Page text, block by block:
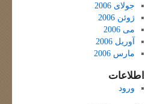
جولای 2006
ژوئن 2006
می 2006
آوریل 2006
مارس 2006
اطلاعات
ورود